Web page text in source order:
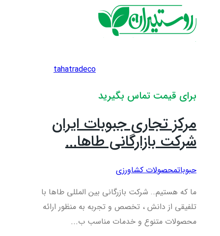
tahatradeco
برای قیمت تماس بگیرید
مرکز تجاری جبوبات ایران
شرکت بازارگانی طاها...
حبوباتمحصولات کشاورزی
ما که هستیم… شرکت بازرگانی بین المللی طاها با
تلفیقی از دانش ، تخصص و تجربه به منظور ارائه
محصولات متنوع و خدمات مناسب ب...